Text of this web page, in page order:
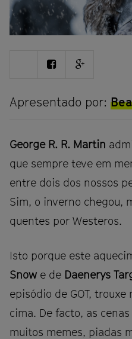
ShareShare Share
plus
Apresentado por:
George R. R. Martin
que sempre teve em
entre dois dos nossos
Sim, o inverno chegou,
quentes por Westeros.
Isto porque este
Snow e de Daenerys
episódio de GOT,
cima. De facto, as
muitos memes, piadas